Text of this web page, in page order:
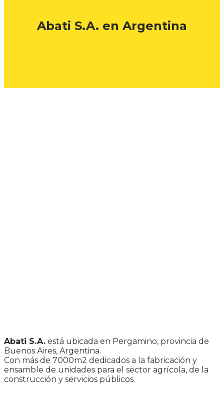
Abati S.A. en Argentina
Abati S.A. está ubicada en Pergamino, provincia de
Buenos Aires, Argentina.
Con más de 7000m2 dedicados a la fabricación y
ensamble de unidades para el sector agrícola, de la
construcción y servicios públicos.